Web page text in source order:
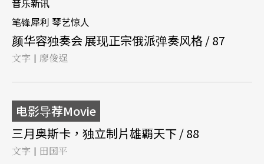
笔锋犀利 琴艺惊人
颜华容独奏会 展现正宗俄派弹奏风格 / 87
文字 | 廖俊逞
电影导荐Movie
三月奥斯卡，独立制片雄覇天下 / 88
文字 | 田国平